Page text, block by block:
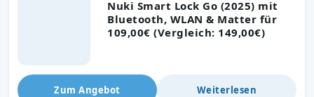
Nuki Smart Lock Go (2025) mit
Bluetooth, WLAN & Matter für
109,00€ (Vergleich: 149,00€)
Zum Angebot Weiterlesen